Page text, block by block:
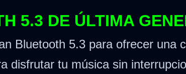
5.3 DE ÚLTIMA
Bluetooth 5.3 para ofrecer una
disfrutar tu música sin